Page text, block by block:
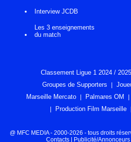
Interview JCDB
Les 3 enseignements
du match
Classement Ligue 1 2024 / 2025
Groupes de Supporters
Marseille Mercato
Palmares OM
Production Film Marseille
@ MFC MEDIA - 2000-2026 - tous droits
Contacts
Publicité/Annonceurs